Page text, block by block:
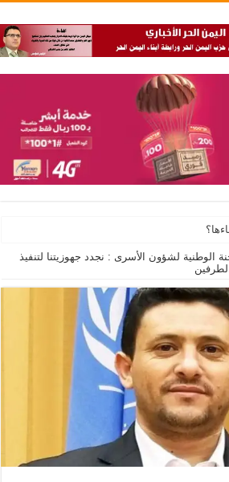
الوطنية لشؤون الأسرى : نجدد جهوزيتنا لتنفيذ